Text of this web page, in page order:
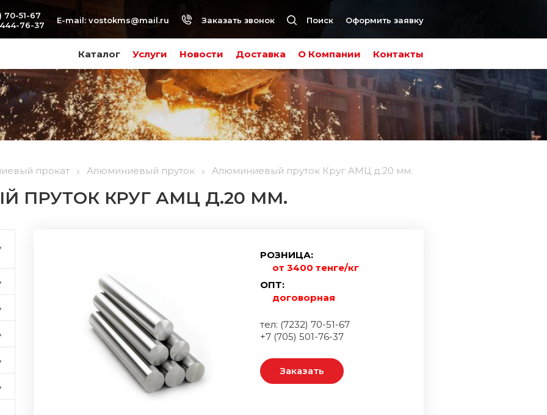
Каталог Услуги Новости Доставка О Компании Контакты
70-51-67
76-37
E-mail: vostokms@mail.ru Заказать звонок Поиск Оформить заявку
прокат Алюминиевый пруток Алюминиевый пруток Круг АМЦ д.20 мм.
ПРУТОК КРУГ АМЦ Д.20 ММ.
РОЗНИЦА:
от 3400 тенге/кг
ОПТ:
договорная
тел: (7232) 70-51-67
+7 (705) 501-76-37
Заказать